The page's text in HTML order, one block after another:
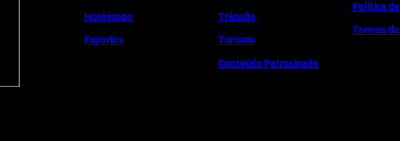
Horóscopo
Esportes
Trânsito
Turismo
Conteúdo Patrocinado
Política
Termos